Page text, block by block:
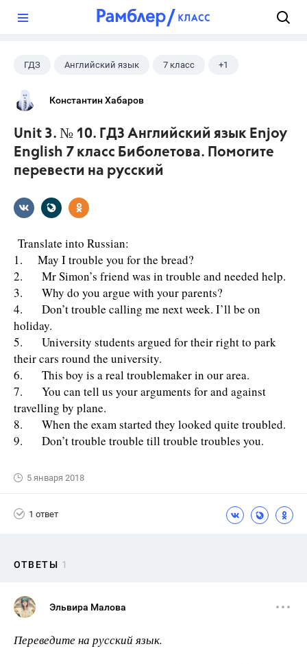
ГДЗ Английский язык 7 класс +1
Биболетова М. З.
Константин Хабаров
Unit 3. № 10. ГДЗ Английский язык Enjoy
English 7 класс Биболетова. Помогите
перевести на русский
Translate into Russian:
1. May I trouble you for the bread?
2. Mr Simon’s friend was in trouble and needed help.
3. Why do you argue with your parents?
4. Don’t trouble calling me next week. I’ll be on
holiday.
5. University students argued for their right to park
their cars round the university.
6. This boy is a real troublemaker in our area.
7. You can tell us your arguments for and against
travelling by plane.
8. When the exam started they looked quite troubled.
9. Don’t trouble trouble till trouble troubles you.
5 января 2018
1 ответ
ОТВЕТЫ 1
Эльвира Малова
Переведите на русский язык.